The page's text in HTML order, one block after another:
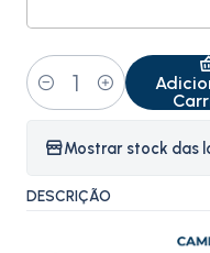
Quantidade
Mostrar stock das
DESCRIÇÃO